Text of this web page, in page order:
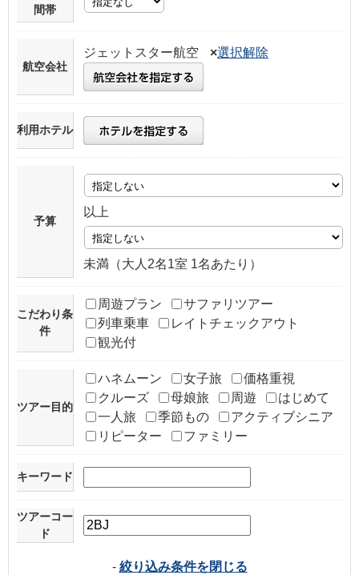
間帯
航空会社
ジェットスター航空 ×選択解除
利用ホテル
予算
以上
未満（大人2名1室 1名あたり）
こだわり条
件
周遊プラン
サファリツアー
列車乗車
レイトチェックアウト
観光付
ツアー目的
ハネムーン 女子旅
価格重視
クルーズ
母娘旅 周遊
はじめて
一人旅
季節もの
アクティブシニア
リピーター
ファミリー
キーワード
ツアーコー
ド
- 絞り込み条件を閉じる